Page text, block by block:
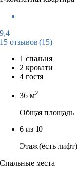
9,4
15 отзывов (15)
1 спальня
2 кровати
4 гостя
36 м2
Общая площадь
6 из 10
Этаж (есть лифт)
Спальные места